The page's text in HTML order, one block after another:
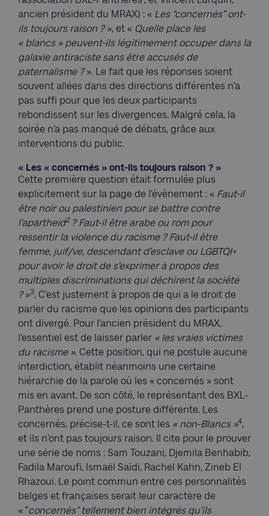
ancien président du MRAX) : « Les “concernés” ont-
ils toujours raison ?», et « Quelle place les
« blancs » peuvent-ils légitimement occuper dans la
galaxie antiraciste sans être accusés de
paternalisme ?». Le fait que les réponses soient
souvent allées dans des directions différentes n’a
pas suffi pour que les deux participants
rebondissent sur les divergences. Malgré cela, la
soirée n’a pas manqué de débats, grâce aux
interventions du public.
« Les « concernés » ont-ils toujours raison ? »
Cette première question était formulée plus
explicitement sur la page de l’évènement : « Faut-il
être noir ou palestinien pour se battre contre
l’apartheid2? Faut-il être arabe ou rom pour
ressentir la violence du racisme ? Faut-il être
femme, juif/ve, descendant d’esclave ou LGBTQI+
pour avoir le droit de s’exprimer à propos des
multiples discriminations qui déchirent la société
?»3. C’est justement à propos de qui a le droit de
parler du racisme que les opinions des participants
ont divergé. Pour l’ancien président du MRAX,
l’essentiel est de laisser parler « les vraies victimes
du racisme ». Cette position, qui ne postule aucune
interdiction, établit néanmoins une certaine
hiérarchie de la parole où les « concernés » sont
mis en avant. De son côté, le représentant des BXL-
Panthères prend une posture différente. Les
concernés, précise-t-il, ce sont les « non-Blancs »4,
et ils n’ont pas toujours raison. Il cite pour le prouver
une série de noms : Sam Touzani, Djemila Benhabib,
Fadila Maroufi, Ismaël Saïdi, Rachel Kahn, Zineb El
Rhazoui. Le point commun entre ces personnalités
belges et françaises serait leur caractère de
« “concernés” tellement bien intégrés qu’ils